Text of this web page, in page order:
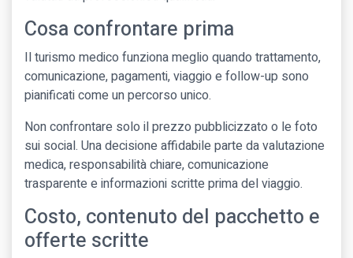
Cosa confrontare prima
Il turismo medico funziona meglio quando trattamento,
comunicazione, pagamenti, viaggio e follow-up sono
pianificati come un percorso unico.
Non confrontare solo il prezzo pubblicizzato o le foto
sui social. Una decisione affidabile parte da valutazione
medica, responsabilità chiare, comunicazione
trasparente e informazioni scritte prima del viaggio.
Costo, contenuto del pacchetto e
offerte scritte